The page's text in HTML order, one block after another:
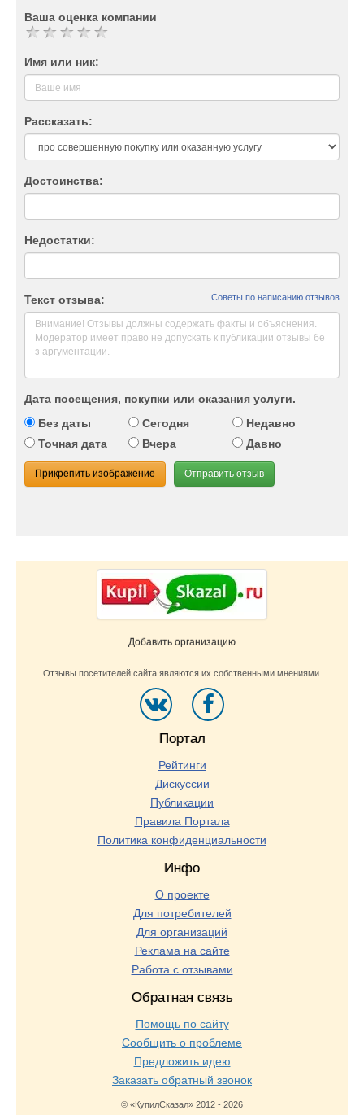
Ваша оценка компании
Имя или ник:
Рассказать:
Достоинства:
Недостатки:
Текст отзыва: Советы по написанию отзывов
Дата посещения, покупки или оказания услуги.
Без даты
Сегодня
Недавно
Точная дата
Вчера Давно
Прикрепить изображение Отправить отзыв
Добавить организацию
Отзывы посетителей сайта являются их собственными мнениями.
Портал
Рейтинги
Дискуссии
Публикации
Правила Портала
Политика конфиденциальности
Инфо
О проекте
Для потребителей
Для организаций
Реклама на сайте
Работа с отзывами
Обратная связь
Помощь по сайту
Сообщить о проблеме
Предложить идею
Заказать обратный звонок
© «КупилСказал» 2012 - 2026